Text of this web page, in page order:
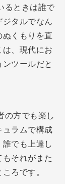
るときは誰で
タルでなん
くもりを直
、現代にお
ツールだと
の方でも楽し
ュラムで構成
でも上達し
それがまた
ろです。